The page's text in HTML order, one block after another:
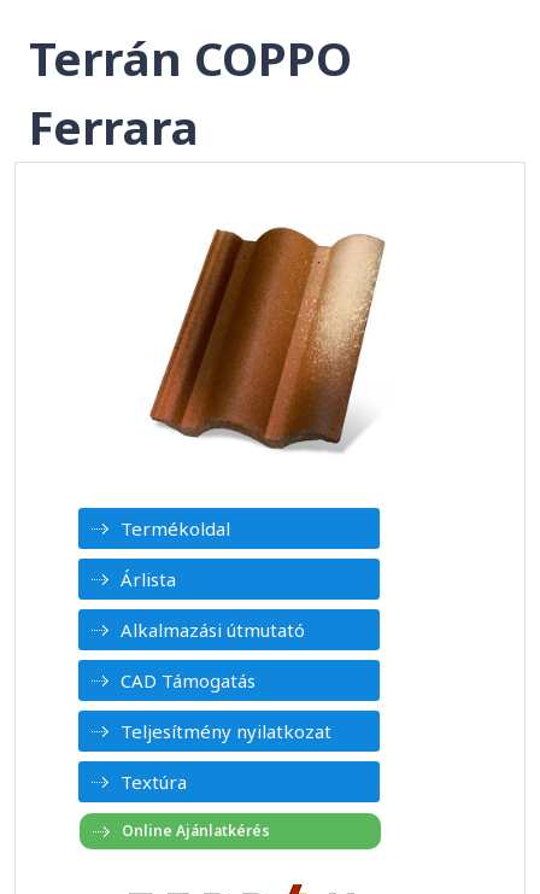
Terrán COPPO
Ferrara
Termékoldal
Árlista
Alkalmazási útmutató
CAD Támogatás
Teljesítmény nyilatkozat
Textúra